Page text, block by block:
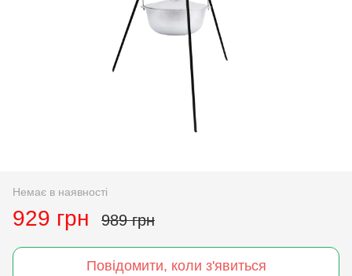
Немає в наявності
929 грн 989 грн
Повідомити, коли з'явиться